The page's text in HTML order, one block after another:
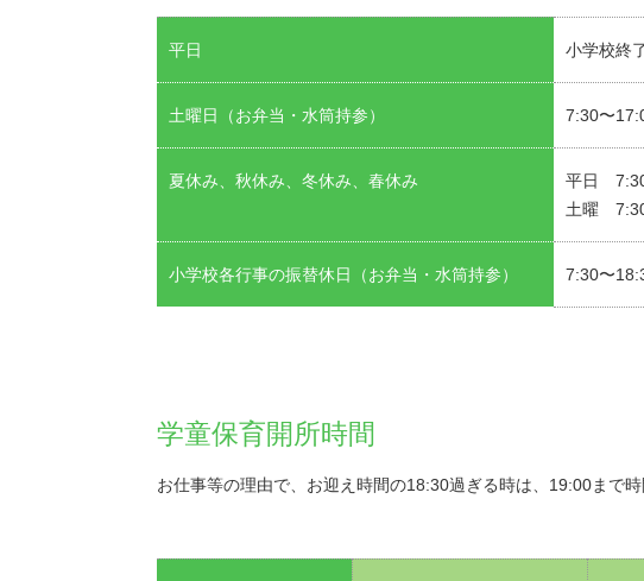
平日 小学校終
土曜日（お弁当・水筒持参） 7:30〜
夏休み、秋休み、冬休み、春休み
平日
土曜
小学校各行事の振替休日（お弁当・水筒持参） 7:30〜
学童保育開所時間
お仕事等の理由で、お迎え時間の18:30過ぎる時は、19:00まで